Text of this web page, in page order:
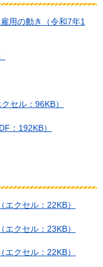
用の動き（令和7年1
セル：96KB）
：192KB）
クセル：22KB）
クセル：23KB）
クセル：22KB）